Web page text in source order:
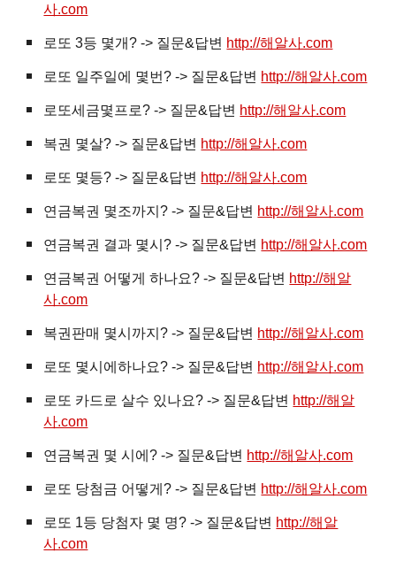
사.com
로또 3등 몇개? -> 질문&답변 http://해알사.com
로또 일주일에 몇번? -> 질문&답변 http://해알사.com
로또세금몇프로? -> 질문&답변 http://해알사.com
복권 몇살? -> 질문&답변 http://해알사.com
로또 몇등? -> 질문&답변 http://해알사.com
연금복권 몇조까지? -> 질문&답변 http://해알사.com
연금복권 결과 몇시? -> 질문&답변 http://해알사.com
연금복권 어떻게 하나요? -> 질문&답변 http://해알
사.com
복권판매 몇시까지? -> 질문&답변 http://해알사.com
로또 몇시에하나요? -> 질문&답변 http://해알사.com
로또 카드로 살수 있나요? -> 질문&답변 http://해알
사.com
연금복권 몇 시에? -> 질문&답변 http://해알사.com
로또 당첨금 어떻게? -> 질문&답변 http://해알사.com
로또 1등 당첨자 몇 명? -> 질문&답변 http://해알
사.com